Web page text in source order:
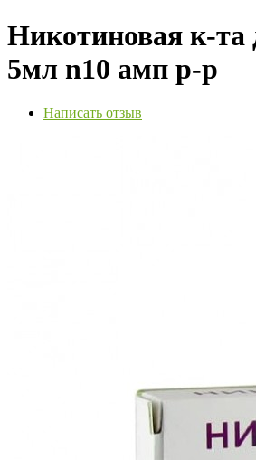
Никотиновая к-та
5мл n10 амп р-р
Написать отзыв